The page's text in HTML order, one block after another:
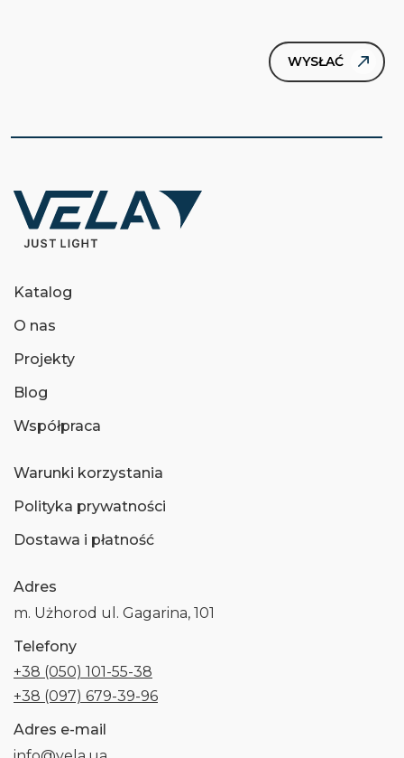
Katalog
O nas
Projekty
Blog
Współpraca
Warunki korzystania
Polityka prywatności
Dostawa i płatność
Adres
m. Użhorod ul. Gagarina, 101
Telefony
+38 (050) 101-55-38
+38 (097) 679-39-96
Adres e-mail